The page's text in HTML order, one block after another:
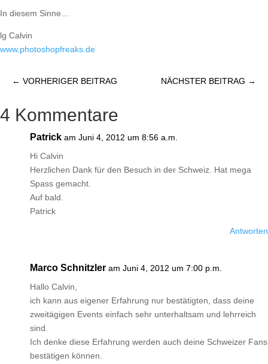
In diesem Sinne…
lg Calvin
www.photoshopfreaks.de
← VORHERIGER BEITRAG NÄCHSTER BEITRAG →
4 Kommentare
Patrick am Juni 4, 2012 um 8:56 a.m.
Hi Calvin
Herzlichen Dank für den Besuch in der Schweiz. Hat mega
Spass gemacht.
Auf bald.
Patrick
Antworten
Marco Schnitzler am Juni 4, 2012 um 7:00 p.m.
Hallo Calvin,
ich kann aus eigener Erfahrung nur bestätigten, dass deine
zweitägigen Events einfach sehr unterhaltsam und lehrreich
sind.
Ich denke diese Erfahrung werden auch deine Schweizer Fans
bestätigen können.